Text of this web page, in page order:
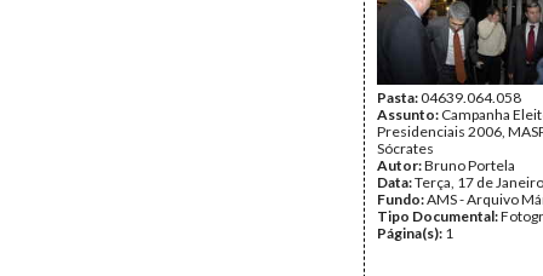
Pasta:04639.064.058
Assunto: Campanha
Presidenciais 2006,
Sócrates
Autor:Bruno Portela
Data:Terça, 17 de
Fundo:AMS - Arquivo
Tipo Documental:
Página(s): 1